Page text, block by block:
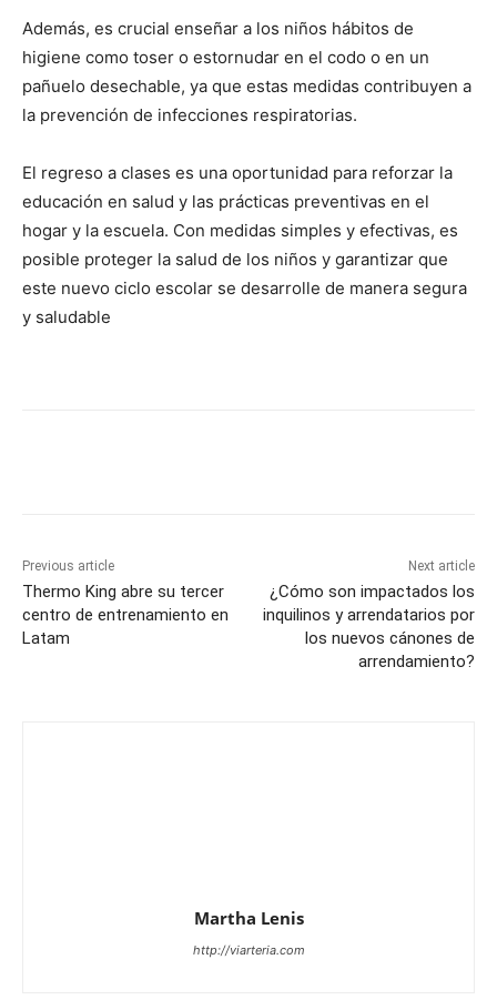
Además, es crucial enseñar a los niños hábitos de
higiene como toser o estornudar en el codo o en un
pañuelo desechable, ya que estas medidas contribuyen a
la prevención de infecciones respiratorias.
El regreso a clases es una oportunidad para reforzar la
educación en salud y las prácticas preventivas en el
hogar y la escuela. Con medidas simples y efectivas, es
posible proteger la salud de los niños y garantizar que
este nuevo ciclo escolar se desarrolle de manera segura
y saludable
Previous article
Thermo King abre su tercer
centro de entrenamiento en
Latam
Next article
¿Cómo son impactados los
inquilinos y arrendatarios por
los nuevos cánones de
arrendamiento?
Martha Lenis
http://viarteria.com